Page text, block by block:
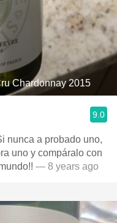
Chardonnay 2015
9.0
uno y compáralo con
— 8 years ago